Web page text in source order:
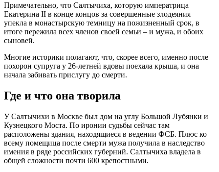
Примечательно, что Салтычиха, которую императрица
Екатерина II в конце концов за совершенные злодеяния
упекла в монастырскую темницу на пожизненный срок, в
итоге пережила всех членов своей семьи – и мужа, и обоих
сыновей.
Многие историки полагают, что, скорее всего, именно после
похорон супруга у 26-летней вдовы поехала крыша, и она
начала забивать прислугу до смерти.
Где и что она творила
У Салтычихи в Москве был дом на углу Большой Лубянки и
Кузнецкого Моста. По иронии судьбы сейчас там
расположены здания, находящиеся в ведении ФСБ. Плюс ко
всему помещица после смерти мужа получила в наследство
имения в ряде российских губерний. Салтычиха владела в
общей сложности почти 600 крепостными.